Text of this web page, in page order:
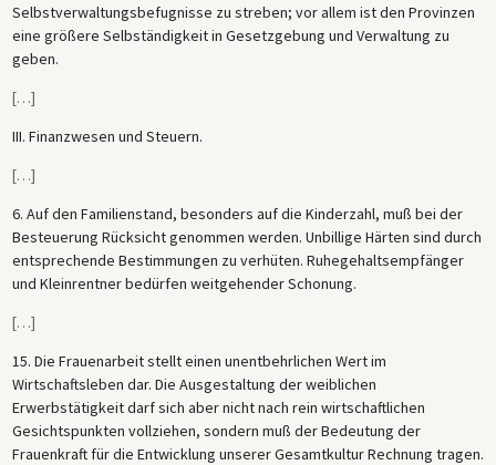
Selbstverwaltungsbefugnisse zu streben; vor allem ist den Provinzen
eine größere Selbständigkeit in Gesetzgebung und Verwaltung zu
geben.
[…]
III. Finanzwesen und Steuern.
[…]
6. Auf den Familienstand, besonders auf die Kinderzahl, muß bei der
Besteuerung Rücksicht genommen werden. Unbillige Härten sind durch
entsprechende Bestimmungen zu verhüten. Ruhegehaltsempfänger
und Kleinrentner bedürfen weitgehender Schonung.
[…]
15. Die Frauenarbeit stellt einen unentbehrlichen Wert im
Wirtschaftsleben dar. Die Ausgestaltung der weiblichen
Erwerbstätigkeit darf sich aber nicht nach rein wirtschaftlichen
Gesichtspunkten vollziehen, sondern muß der Bedeutung der
Frauenkraft für die Entwicklung unserer Gesamtkultur Rechnung tragen.